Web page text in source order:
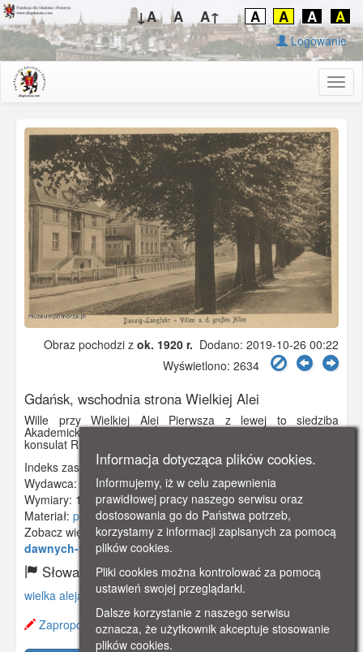
↓A A A↑ A A A A
Logowanie
Obraz pochodzi z ok. 1920 r. Dodano: 2019-10-26 00:22
Wyświetlono: 2634
Gdańsk, wschodnia strona Wielkiej Alei
Wille przy Wielkiej Alei Pierwsza z lewej to siedziba
Akademickiego Związku Żeglarskiego. Obecnie mieści się tu
konsulat RFN.
Indeks zasobu:GSP0504
Wydawca:
Stengel & Co. G.m.b.H., Dresden
Wymiary: 138 x 86 mm
Materiał: pocztówka
Zobacz więcej:https://www.gdanskstrefa.com/o-
dawnych-klubach-zeglarskich-gdansku/
Słowa kluczowe:
wielka aleja willa,
Zaproponuj zmianę opisu.
Informacja dotycząca plików cookies.
Informujemy, iż w celu zapewnienia
prawidłowej pracy naszego serwisu oraz
dostosowania go do Państwa potrzeb,
korzystamy z informacji zapisanych za pomocą
plików cookies.
Pliki cookies można kontrolować za pomocą
ustawień swojej przeglądarki.
Dalsze korzystanie z naszego serwisu
oznacza, że użytkownik akceptuje stosowanie
plików cookies.